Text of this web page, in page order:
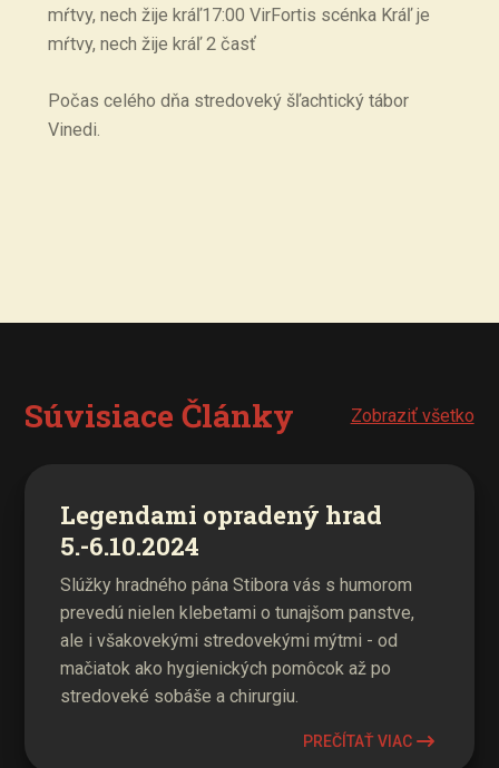
mŕtvy, nech žije kráľ17:00 VirFortis scénka Kráľ je
mŕtvy, nech žije kráľ 2 časť
Počas celého dňa stredoveký šľachtický tábor
Vinedi.
Súvisiace Články Zobraziť všetko
Legendami opradený hrad
5.-6.10.2024
Slúžky hradného pána Stibora vás s humorom
prevedú nielen klebetami o tunajšom panstve,
ale i všakovekými stredovekými mýtmi - od
mačiatok ako hygienických pomôcok až po
stredoveké sobáše a chirurgiu.
PREČÍTAŤ VIAC